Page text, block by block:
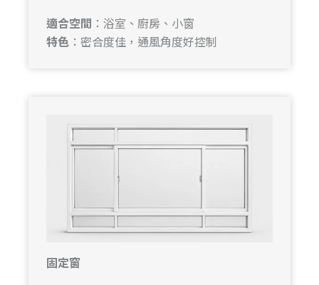
適合空間 ：浴室、廚房、小窗
特色 ：密合度佳，通風角度好控制
固定窗